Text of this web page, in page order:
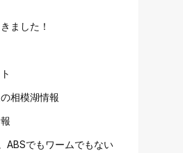
ました！
相模湖情報
ABSでもワームでもない